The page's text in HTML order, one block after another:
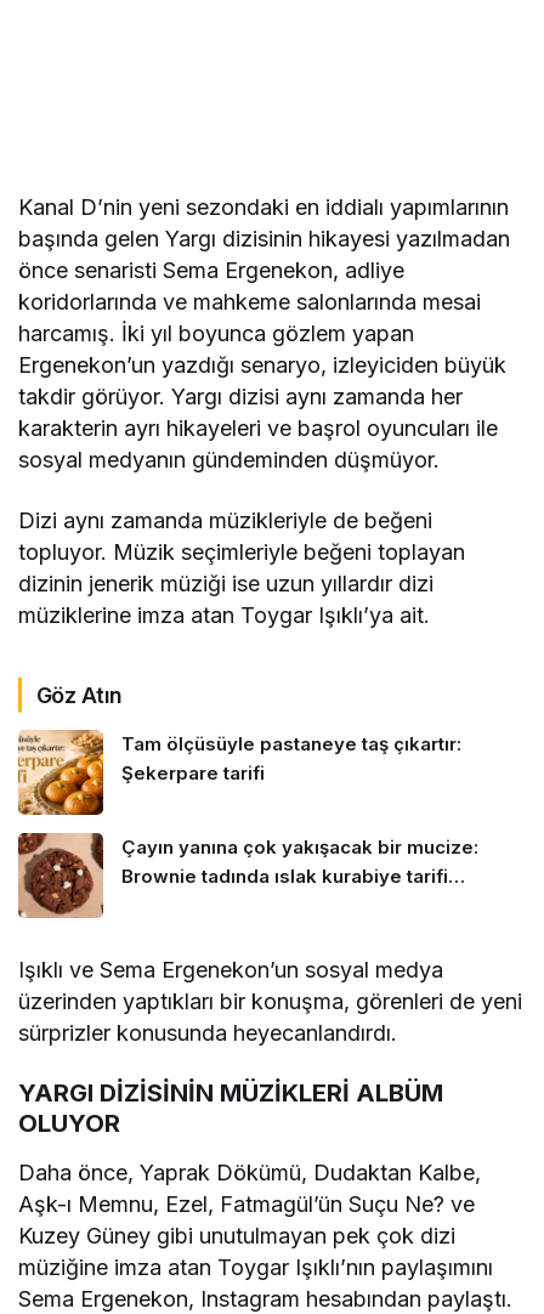
Kanal D’nin yeni sezondaki en iddialı yapımlarının
başında gelen Yargı dizisinin hikayesi yazılmadan
önce senaristi Sema Ergenekon, adliye
koridorlarında ve mahkeme salonlarında mesai
harcamış. İki yıl boyunca gözlem yapan
Ergenekon’un yazdığı senaryo, izleyiciden büyük
takdir görüyor. Yargı dizisi aynı zamanda her
karakterin ayrı hikayeleri ve başrol oyuncuları ile
sosyal medyanın gündeminden düşmüyor.
Dizi aynı zamanda müzikleriyle de beğeni
topluyor. Müzik seçimleriyle beğeni toplayan
dizinin jenerik müziği ise uzun yıllardır dizi
müziklerine imza atan Toygar Işıklı’ya ait.
Göz Atın
Tam ölçüsüyle pastaneye taş çıkartır:
Şekerpare tarifi
Çayın yanına çok yakışacak bir mucize:
Brownie tadında ıslak kurabiye tarifi…
Işıklı ve Sema Ergenekon’un sosyal medya
üzerinden yaptıkları bir konuşma, görenleri de yeni
sürprizler konusunda heyecanlandırdı.
YARGI DİZİSİNİN MÜZİKLERİ ALBÜM
OLUYOR
Daha önce, Yaprak Dökümü, Dudaktan Kalbe,
Aşk-ı Memnu, Ezel, Fatmagül’ün Suçu Ne? ve
Kuzey Güney gibi unutulmayan pek çok dizi
müziğine imza atan Toygar Işıklı’nın paylaşımını
Sema Ergenekon, Instagram hesabından paylaştı.